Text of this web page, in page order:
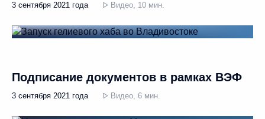
3 сентября 2021 года Видео, 10 мин.
Подписание документов в рамках ВЭФ
3 сентября 2021 года Видео, 6 мин.